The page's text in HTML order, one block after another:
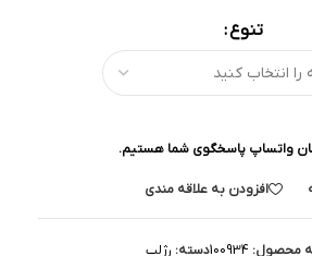
تنوع
واتساپ پاسخگوی شما هستیم.
افزودن به علاقه مندی
محصول: 100934دسته: رژلب